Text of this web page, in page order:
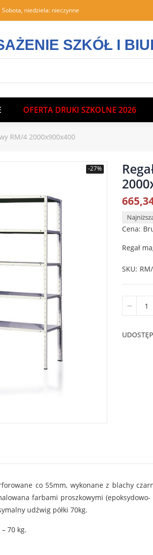
niedziela: nieczynne
SZKÓŁ I
OFERTA DRUKI SZKOLNE 2026
RM/4 2000x900x400
-27%
Cena
Regał
SKU
co 55mm, wykonane z blachy
farbami proszkowymi
udźwig półki 70kg.
70 kg.